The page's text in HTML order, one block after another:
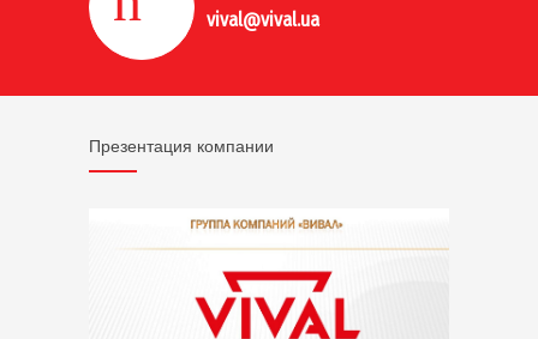
vival@vival.ua
Презентация компании